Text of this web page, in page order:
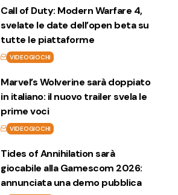
Call of Duty: Modern Warfare 4,
svelate le date dell’open beta su
tutte le piattaforme
VIDEOGIOCHI
Marvel’s Wolverine sarà doppiato
in italiano: il nuovo trailer svela le
prime voci
VIDEOGIOCHI
Tides of Annihilation sarà
giocabile alla Gamescom 2026:
annunciata una demo pubblica